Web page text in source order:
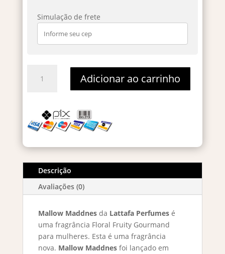
Simulação de frete
Madness
-
5ml
quantidade
Adicionar ao carrinho
Descrição
Avaliações (0)
Mallow Maddnesda Lattafa Perfumesé
uma fragrância Floral Fruity Gourmand
para mulheres. Esta é uma fragrância
nova. Mallow Maddnesfoi lançado em